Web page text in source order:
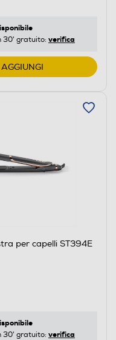
30' gratuito: verifica
AGGIUNGI
per capelli ST394E
30' gratuito: verifica